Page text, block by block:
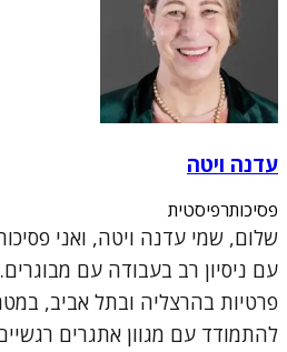
עדנה ויטה
פסיכותרפיסטית
שלום, שמי עדנה ויטה, ואני
עם ניסיון רב בעבודה עם
פרטיות בהרצליה ובתל אביב,
להתמודד עם מגוון אתגרים